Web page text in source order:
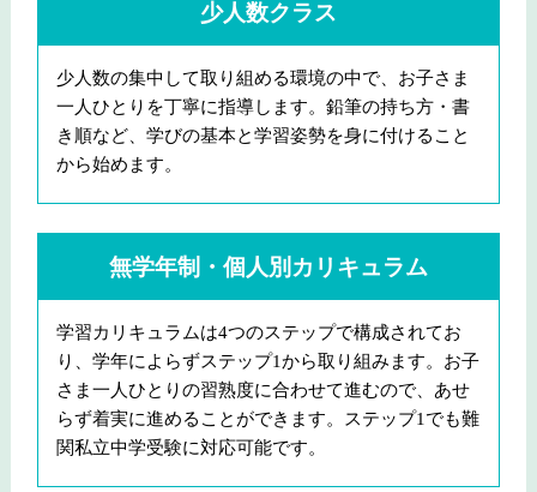
少人数クラス
少人数の集中して取り組める環境の中で、お子さま
一人ひとりを丁寧に指導します。鉛筆の持ち方・書
き順など、学びの基本と学習姿勢を身に付けること
から始めます。
無学年制・個人別カリキュラム
学習カリキュラムは4つのステップで構成されてお
り、学年によらずステップ1から取り組みます。お子
さま一人ひとりの習熟度に合わせて進むので、あせ
らず着実に進めることができます。ステップ1でも難
関私立中学受験に対応可能です。